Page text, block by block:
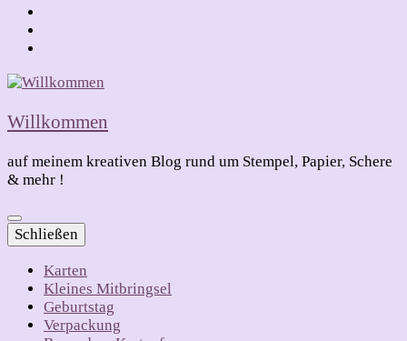
Willkommen
auf meinem kreativen Blog rund um Stempel, Papier, Schere
& mehr !
Schließen
Karten
Kleines Mitbringsel
Geburtstag
Verpackung